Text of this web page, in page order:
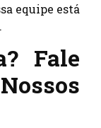
equipe está
Fale